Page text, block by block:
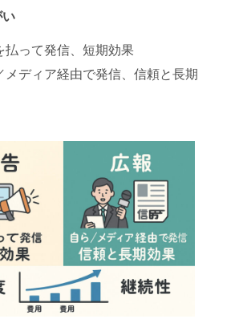
って発信、短期効果
ディア経由で発信、信頼と長期